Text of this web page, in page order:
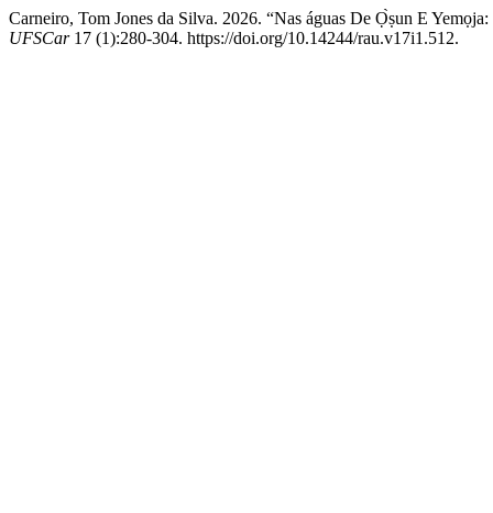
Carneiro, Tom Jones da Silva. 2026. “Nas águas De Ọ̀ṣun E
UFSCar17 (1):280-304. https://doi.org/10.14244/rau.v17i1.512.